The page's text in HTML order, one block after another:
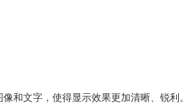
和文字，使得显示效果更加清晰、锐利